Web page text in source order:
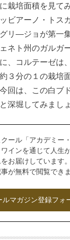
栽培面積を見て
ビアーノ・トス
リ―ジョが第一
ネト州のガルガ
、コルテーゼは
３分の１の栽培
回は、この白ブ
深堀してみましょ
ール「アカデミー
インを通じて人生
お届けしています
が無料で閲覧できま
ルマガジン登録フォ